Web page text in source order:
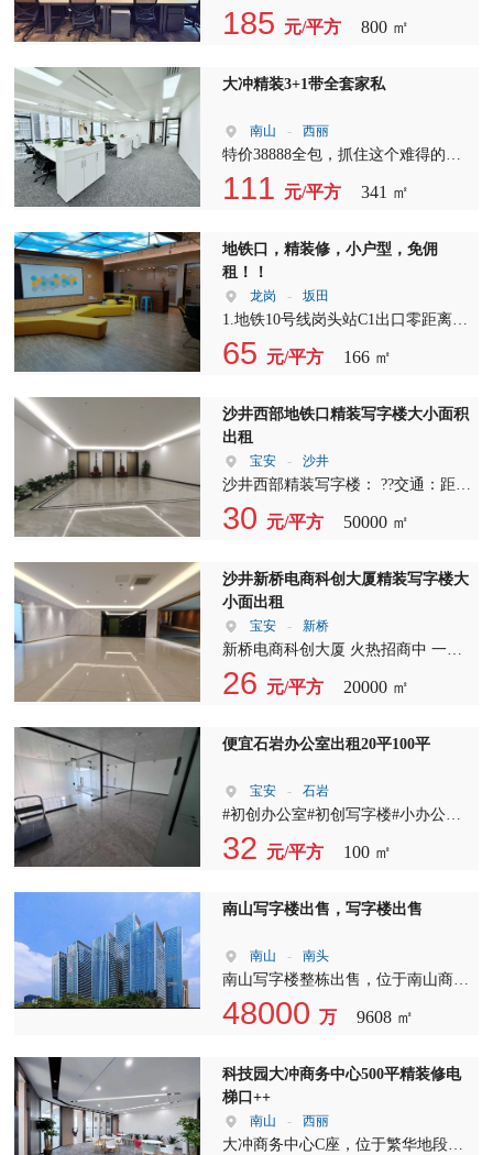
完善：现代化的办公设施，包括高速
高效。 办公室出租，我们提供多种
室，满足不同规模企业的需求。我们
还提供灵活的租赁方式，可根据您的
租，我们致力于打造一个充满活力的
业的企业家交流合作，共同成长。写
字楼招租，我们期待您的加入，共同
创造美好未来。 立即联系我们，了
解更多写字楼出租详情。我们的专业
团队将为您提供一对一的咨询服务，
帮助您找到最合适的办公空间。办公
的企业在这里焕发新的活力！办公室
出租，我们用心服务，只为给您带来
最佳的办公体验。
地拍摄，力求为每一位客户呈现最真
实、最直观的房源信息。 由于房源
山一角。如果您对眼前的这套房源感
还有更适合的，也请直接联系我。您
的需求就是我服务的方向，我会竭尽
司拥有全面的房源资源，无论您是寻
楼，我们都能满足您的需求，不受区
域和面积限制。 在此，我要向您表
达最诚挚的感谢，并期待您的支持与
信任。我也希望能与您建立长久的友
关于海翔广场的详细信息： 1. 面
3. 格局：4室1厅 【温馨提醒】 除了
海翔广场，我们还拥有100平方米至
2000平方米不等的不同户型写字楼出
租、写字楼招租、办公室出租资源。
点击我的头像，您可以浏览更多房
源，找到最适合您的办公空间。 为
税、搬家、装修、室内绿化、办公室
清洁等。为了避免您看房辛苦，节约
您宝贵时间，请您提前电话沟通，我
们将及时匹配并预约适合您的房源。
祝您工作顺利，财源广进！期待与您
们专业的服务。自2014年加入深圳租
赁行业以来，我一直秉持着对工作的
满意的办公场地。 在众多项目中，
楼。该项目位于深圳核心区域，拥有
800平米的宽敞空间，租金仅为69元/
平/月，性价比极高。 关于费用，物
业管理费为16元/㎡月，空调计电
园区共有450个停车位，停车费为300
元/月，每小时10元，最高封顶35
元，满足您的停车需求。 如果您需
要配备家私，我们也可以提供全套家
时间都非常灵活，随时看房，随时入
城，我们还拥有大量的在租面积，包
括-3000平米及独栋写字楼，满足不
同企业的需求。 作为专业的写字楼
出租顾问，我拥有足够的专业能力，
能够快速根据客户的要求，匹配出最
合适的房源。我们的服务团队专注于
园大冲片区的写字楼出租业务。 我
们提供全程陪同服务，从看房到签订
合同，都有专属顾问为您提供1对1的
专业化服务。我们承诺不收取任何费
用，欢迎您的监督。 在您签约后，
我们还将全程协助后续事项，包括备
于企业的运营和发展。 选择我们，
无论是写字楼出租、写字楼招租还是
办公室出租，我们都将竭诚为您服
务，期待与您的合作。
185 元/平方 800 ㎡
大冲精装3+1带全套家私
南山 - 西丽
特价38888全包，抓住这个难得的机
会，将您的企业落户于我们精心打造
的写字楼空间。这里，我们提供341
的高品质需求。 我们的写字楼位于
东北向，采光充足，让您在忙碌的工
作中也能享受到自然光的温暖。这里
不仅是一个办公场所，更是一个提升
企业形象的重要平台。 写字楼出
租，我们提供3+1的灵活布局，满足
是大型企业，都能在这里找到合适的
办公空间。 写字楼招租，我们承
诺，带全套办公家私，让您无需额外
投资，即可立即投入使用。从办公桌
俱全。 办公室出租，我们的服务团
导，确保您的办公环境舒适、高效。
在这里，您将享受到一站式服务，让
您的企业运营更加顺畅。 选择我
们，您将获得： 宽敞的办公空间，
升工作效率 全套办公家私，节省您
心支持 写字楼出租、写字楼招租、
办公室出租，我们致力于为每一位客
我们，以特价38888全包的价格，开
启您的事业新篇章。
111 元/平方 341 ㎡
地铁口，精装修，小户型，免佣
租！！
龙岗 - 坂田
1.地铁10号线岗头站C1出口零距离，
楼下公交站:坂田交警中队，交通便
利。 2.距离沈海高速G15清湖入口
角环线G4华为入口2km；1.5km直入
梅观快速道。 3.周边配置完善，商业
配套齐全。与华为，天安云谷，佳兆
业，富士康，宝能等知名企业构成
5km～10分钟经济圈，餐饮，住宿，
娱乐，休闲一应俱全。 4.红本物业，
5.办公空间全部精装修，家私空调齐
全，隔间，会议室，茶水间，接待
区，休息区，前台服务，打印等应有
尽有，直接拎包办公，省钱省力省
元/平米直租！！ 如华为为邻，天安
生活愉快！！
65 元/平方 166 ㎡
沙井西部地铁口精装写字楼大小面积
出租
宝安 - 沙井
沙井西部精装写字楼： ??交通：距离
地铁站:?写字楼紧邻地铁12号线蚝乡
站，仅100米步行即可到达，外环高
铁沙井西站 ??停车位充足 ??租金：
30元/平方?起?? ??管理费：?5元?/平
方 ??在租面积： 2-4层：40～180～
500~1500~2800平米 ??写字楼交付标
准：精装（毛坯）/空调/光纤入户 咨
询热线：李生13543261455
30 元/平方 50000 ㎡
沙井新桥电商科创大厦精装写字楼大
小面出租
宝安 - 新桥
新桥电商科创大厦 火热招商中 一手
红本物业，合同期长！ 价格超级实
惠！ 价格26/m?起 双电梯（3吨货梯
办一体可办证，周边人流旺，生活配
展厅，物流，办公研发?仓储、外贸?
电商等多元业态！ 待租房源：
3.5.7.8.9楼面积大小可分，可自由组
合，50平方?起，100～300～500平米
可预订！ 办公室1800元起，??还可以
13543261455
26 元/平方 20000 ㎡
便宜石岩办公室出租20平100平
宝安 - 石岩
#初创办公室#初创写字楼#小办公室
#创业办公室 #小面积办公室 #办公室
小户型 #小型办公室 #共享办公室 #
龙华写字楼出租 #龙华办公室出租 #
室招租 #龙华写字楼租赁附近 #深圳
龙华写字楼 #龙华地铁办公室 #找龙
华地铁办公室 #龙华地铁口办公室 #
龙华地铁站办公室
32 元/平方 100 ㎡
南山写字楼出售，写字楼出售
南山 - 南头
南山写字楼整栋出售，位于南山商务
办公区，整栋面积9608平，售价
50000元每平，不动产权，公司名
48000 万 9608 ㎡
科技园大冲商务中心500平精装修电
梯口++
南山 - 西丽
大冲商务中心C座，位于繁华地段，